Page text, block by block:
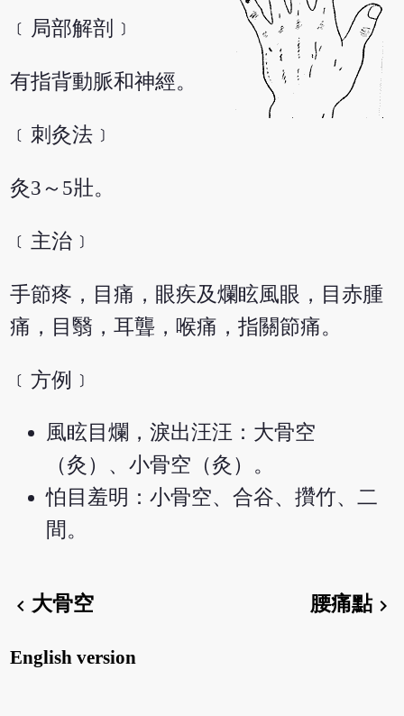
﹝局部解剖﹞
有指背動脈和神經。
﹝刺灸法﹞
灸3～5壯。
﹝主治﹞
手節疼，目痛，眼疾及爛眩風眼，目赤腫
痛，目翳，耳聾，喉痛，指關節痛。
﹝方例﹞
風眩目爛，淚出汪汪：大骨空
（灸）、小骨空（灸）。
怕目羞明：小骨空、合谷、攢竹、二
間。
chevron_left大骨空 腰痛點chevron_right
English version